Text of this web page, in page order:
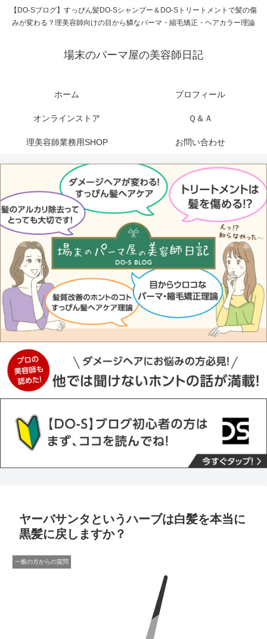
【DO-Sブログ】すっぴん髪DO-Sシャンプー＆DO-Sトリートメントで髪の傷
みが変わる？理美容師向けの目から鱗なパーマ・縮毛矯正・ヘアカラー理論
場末のパーマ屋の美容師日記
ホーム プロフィール
オンラインストア Ｑ＆Ａ
理美容師業務用SHOP お問い合わせ
ヤーバサンタというハーブは白髪を本当に
黒髪に戻しますか？
一般の方からの質問